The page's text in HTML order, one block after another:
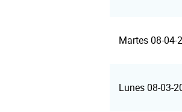
Martes 08-04-
Lunes 08-03-